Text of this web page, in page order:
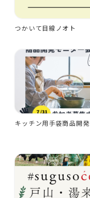
つかいて目線ノオト
キッチン用手袋商品開発